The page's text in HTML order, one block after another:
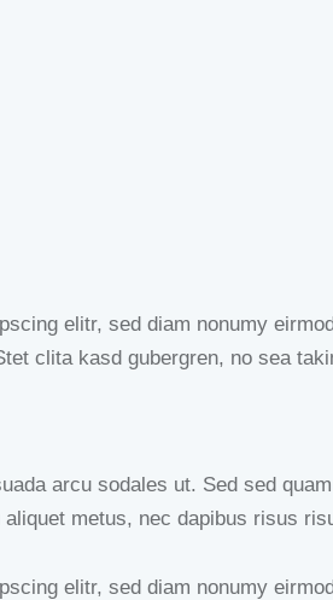
elitr, sed diam nonumy
clita kasd gubergren, no sea
arcu sodales ut. Sed sed
metus, nec dapibus risus
elitr, sed diam nonumy